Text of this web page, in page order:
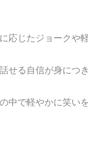
応じたジョークや
せる自信が身につ
の中で軽やかに笑い